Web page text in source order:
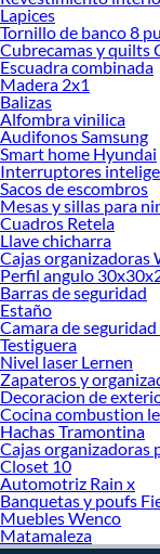
ofrecerte!
Encuentra una amplia
Encuentra todo lo
¡Visítanos y haz tus ideas
Lapices
Tornillo de banco 8
Cubrecamas y quilts
Escuadra combinada
Madera 2x1
Balizas
Alfombra vinilica
Audifonos Samsung
Smart home Hyundai
Interruptores
Sacos de escombros
Mesas y sillas para
Cuadros Retela
Llave chicharra
Cajas organizadoras
Perfil angulo
Barras de seguridad
Estaño
Camara de
Testiguera
Nivel laser Lernen
Zapateros y
Decoracion de
Cocina combustion
Hachas Tramontina
Cajas organizadoras
Closet 10
Automotriz Rain x
Banquetas y poufs
Muebles Wenco
Matamaleza